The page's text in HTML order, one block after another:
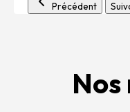
Précédent